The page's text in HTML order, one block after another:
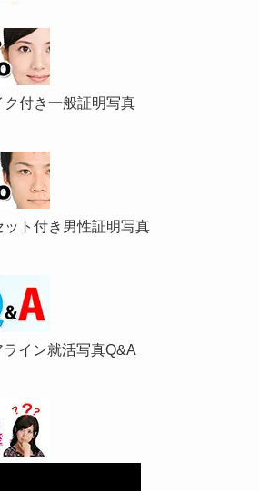
ク付き一般証明写真
ット付き男性証明写真
ライン就活写真Q&A